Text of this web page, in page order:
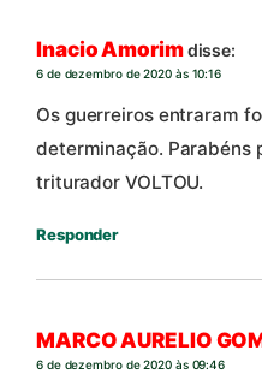
Inacio Amorimdisse:
6 de dezembro de 2020 às 10:16
Os guerreiros entraram
determinação. Parabéns
triturador VOLTOU.
Responder
MARCO AURELIO
6 de dezembro de 2020 às 09:46